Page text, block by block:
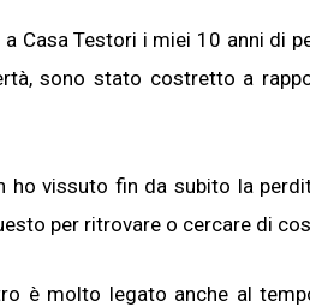
a Casa Testori i miei 10 anni di
sono stato costretto a
ho vissuto fin da subito la
per ritrovare o cercare di
è molto legato anche al